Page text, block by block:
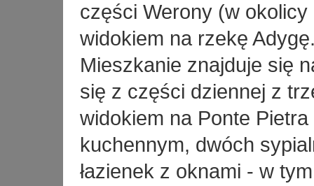
części Werony (w okolicy
widokiem na rzekę
Mieszkanie znajduje się
się z części dziennej z
widokiem na Ponte
kuchennym, dwóch
łazienek z oknami - w